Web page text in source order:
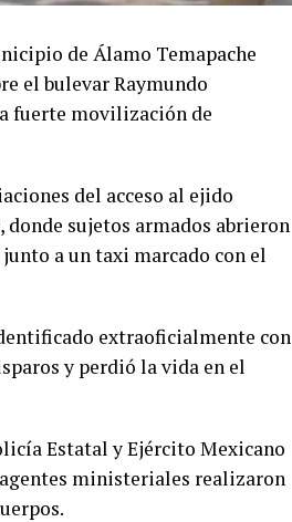
de Álamo Temapache
el bulevar Raymundo
fuerte movilización de
del acceso al ejido
donde sujetos armados abrieron
a un taxi marcado con el
extraoficialmente con
y perdió la vida en el
Estatal y Ejército Mexicano
ministeriales realizaron